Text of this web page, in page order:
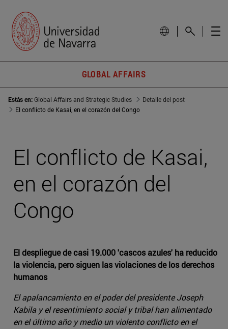
GLOBAL AFFAIRS
Estás en:Global Affairs and Strategic Studies
Detalle del post
El conflicto de Kasai, en el corazón del Congo
El conflicto de Kasai,
en el corazón del
Congo
El despliegue de casi 19.000 'cascos azules' ha reducido
la violencia, pero siguen las violaciones de los derechos
humanos
El apalancamiento en el poder del presidente Joseph
Kabila y el resentimiento social y tribal han alimentado
en el último año y medio un violento conflicto en el